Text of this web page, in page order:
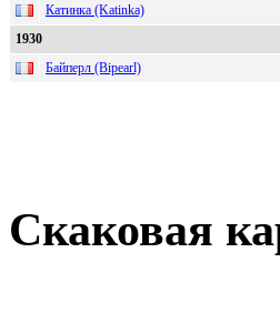
Катинка (Katinka)
1930
Байперл (Bipearl)
Скаковая